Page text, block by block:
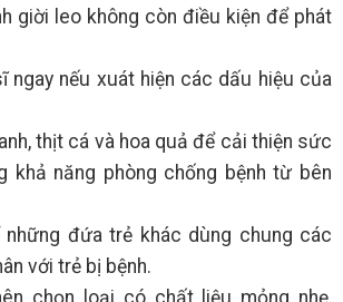
giời leo không còn điều kiện để phát
ngay nếu xuát hiện các dấu hiệu của
thịt cá và hoa quả để cải thiện sức
khả năng phòng chống bệnh từ bên
những đứa trẻ khác dùng chung các
với trẻ bị bệnh.